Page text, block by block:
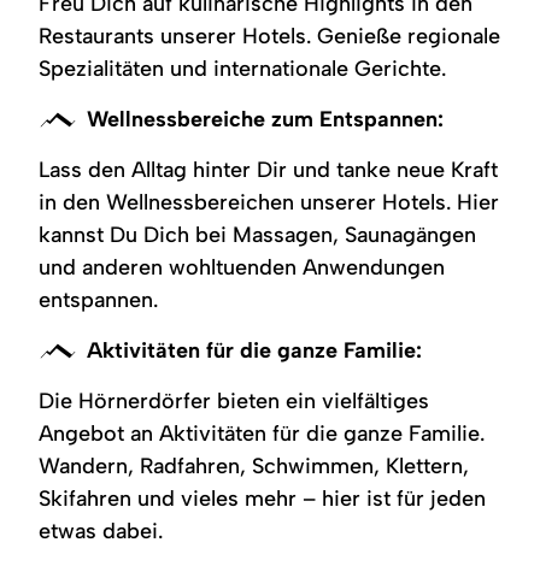
Restaurants unserer Hotels. Genieße regionale
Spezialitäten und internationale Gerichte.
Wellnessbereiche zum Entspannen:
Lass den Alltag hinter Dir und tanke neue Kraft
in den Wellnessbereichen unserer Hotels. Hier
kannst Du Dich bei Massagen, Saunagängen
und anderen wohltuenden Anwendungen
entspannen.
Aktivitäten für die ganze Familie:
Die Hörnerdörfer bieten ein vielfältiges
Angebot an Aktivitäten für die ganze Familie.
Wandern, Radfahren, Schwimmen, Klettern,
Skifahren und vieles mehr – hier ist für jeden
etwas dabei.